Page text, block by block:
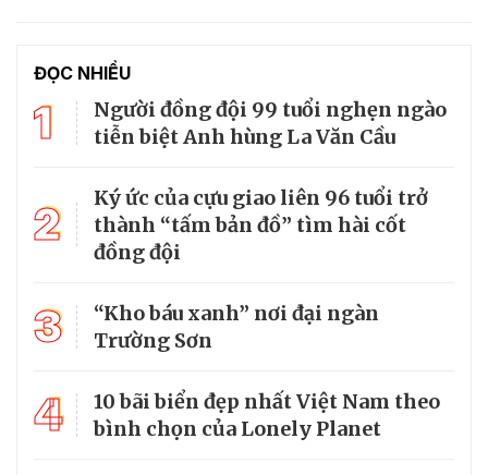
ĐỌC NHIỀU
1
Người đồng đội 99 tuổi nghẹn ngào
tiễn biệt Anh hùng La Văn Cầu
2
Ký ức của cựu giao liên 96 tuổi trở
thành “tấm bản đồ” tìm hài cốt
đồng đội
3
“Kho báu xanh” nơi đại ngàn
Trường Sơn
4
10 bãi biển đẹp nhất Việt Nam theo
bình chọn của Lonely Planet